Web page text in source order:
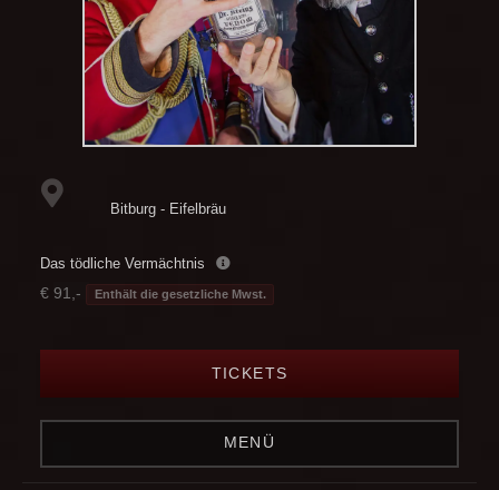
Bitburg - Eifelbräu
Das tödliche Vermächtnis
€ 91,- Enthält die gesetzliche Mwst.
TICKETS
MENÜ